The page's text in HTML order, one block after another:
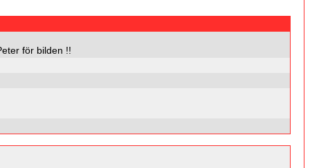
för bilden !!